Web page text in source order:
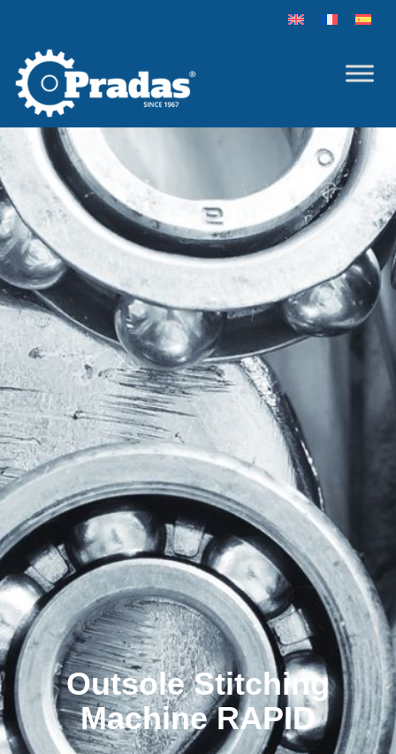
Outsole Stitching
Machine RAPID